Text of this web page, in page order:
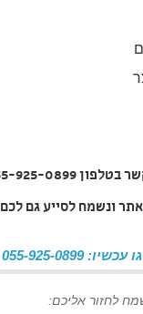
ונשמח לסייע גם לכם
055-925-0899
לחזור אליכם: